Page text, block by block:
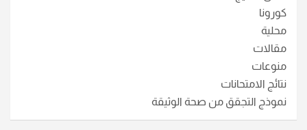
كورونا
محلية
مقالات
منوعات
نتائج الامتحانات
نموذج التجقق من صحة الوثيقة